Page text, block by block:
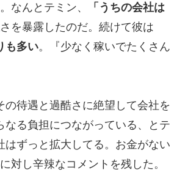
なんとテミン、
「うちの会社は
を暴露したのだ。続けて彼は
も多い。『少なく稼いでたくさん
待遇と過酷さに絶望して会社を
る負担につながっている、とテ
ずっと拡大してる。お金がない
対し辛辣なコメントを残した。